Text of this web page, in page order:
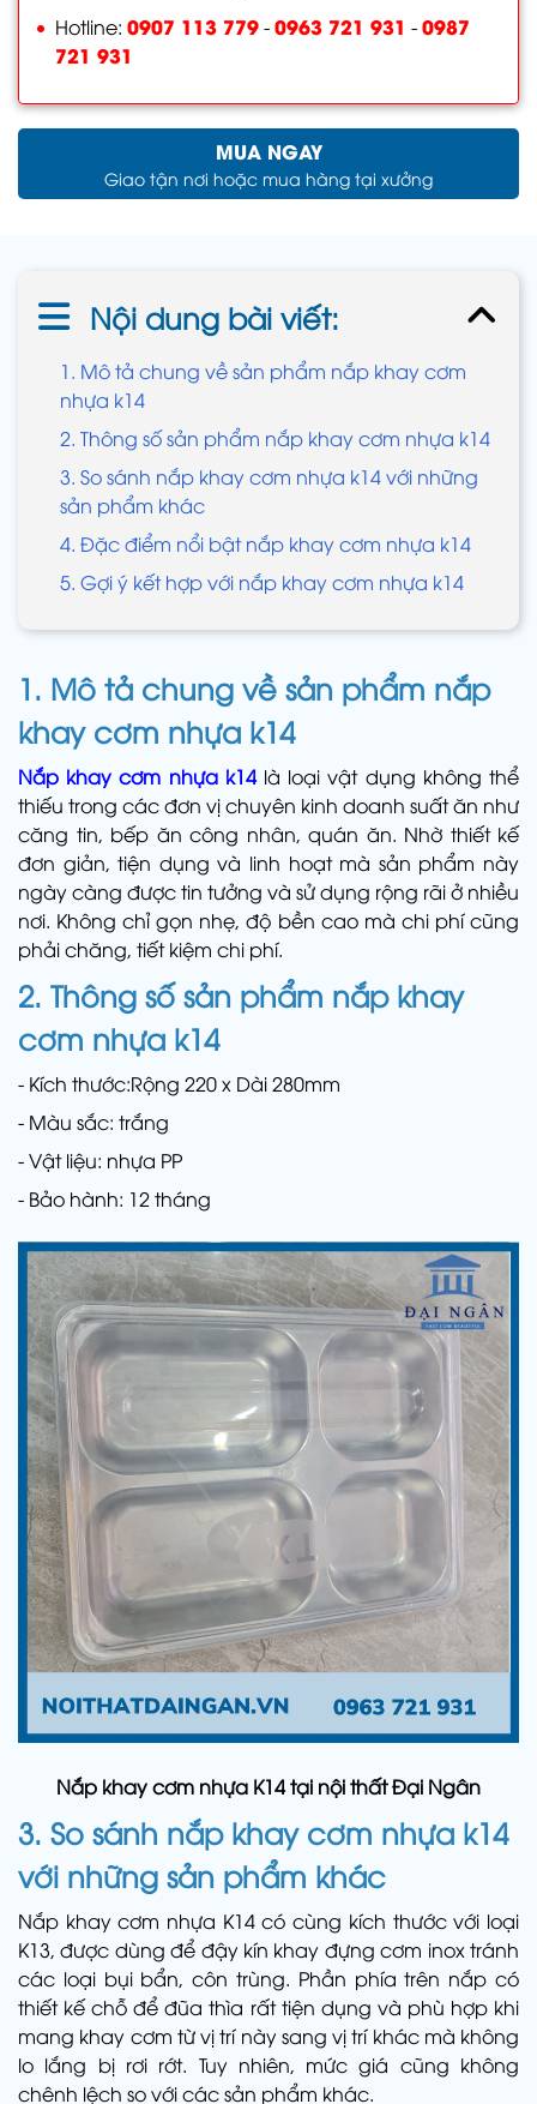
Hotline: 0907 113 779-0963 721 931 -0987
721 931
MUA NGAY
Giao tận nơi hoặc mua hàng tại xưởng
Nội dung bài viết:
1. Mô tả chung về sản phẩm nắp khay cơm
nhựa k14
2. Thông số sản phẩm nắp khay cơm nhựa k14
3. So sánh nắp khay cơm nhựa k14 với những
sản phẩm khác
4. Đặc điểm nổi bật nắp khay cơm nhựa k14
5. Gợi ý kết hợp với nắp khay cơm nhựa k14
1. Mô tả chung về sản phẩm nắp
khay cơm nhựa k14
Nắp khay cơm nhựa k14là loại vật dụng không thể
thiếu trong các đơn vị chuyên kinh doanh suất ăn như
căng tin, bếp ăn công nhân, quán ăn. Nhờ thiết kế
đơn giản, tiện dụng và linh hoạt mà sản phẩm này
ngày càng được tin tưởng và sử dụng rộng rãi ở nhiều
nơi. Không chỉ gọn nhẹ, độ bền cao mà chi phí cũng
phải chăng, tiết kiệm chi phí.
2. Thông số sản phẩm nắp khay
cơm nhựa k14
- Kích thước:Rộng 220 x Dài 280mm
- Màu sắc: trắng
- Vật liệu: nhựa PP
- Bảo hành: 12 tháng
Nắp khay cơm nhựa K14 tại nội thất Đại Ngân
3. So sánh nắp khay cơm nhựa k14
với những sản phẩm khác
Nắp khay cơm nhựa K14 có cùng kích thước với loại
K13, được dùng để đậy kín khay đựng cơm inox tránh
các loại bụi bẩn, côn trùng. Phần phía trên nắp có
thiết kế chỗ để đũa thìa rất tiện dụng và phù hợp khi
mang khay cơm từ vị trí này sang vị trí khác mà không
lo lắng bị rơi rớt. Tuy nhiên, mức giá cũng không
chênh lệch so với các sản phẩm khác.